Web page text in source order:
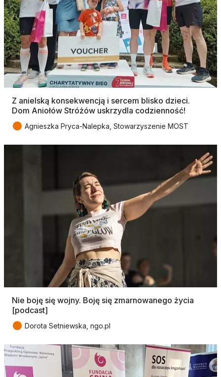
Z anielską konsekwencją i sercem blisko dzieci.
Dom Aniołów Stróżów uskrzydla codzienność!
● Agnieszka Pryca-Nalepka, Stowarzyszenie MOST
Nie boję się wojny. Boję się zmarnowanego życia
[podcast]
● Dorota Setniewska, ngo.pl